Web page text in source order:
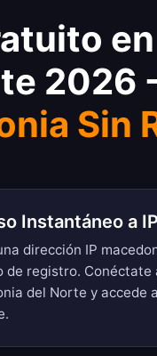
2026
Sin
Instantáneo a
dirección IP
de registro.
del Norte y accede